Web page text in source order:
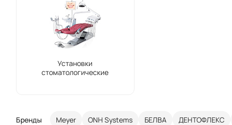
Установки
стоматологические
Бренды Meyer ONH Systems БЕЛВА ДЕНТОФЛЕКС